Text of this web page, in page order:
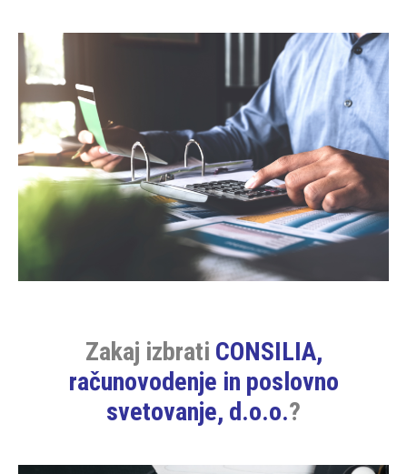
Zakaj izbrati CONSILIA,
računovodenje in poslovno
svetovanje, d.o.o.?